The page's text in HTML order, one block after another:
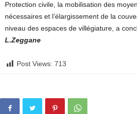
Protection civile, la mobilisation des
nécessaires et l’élargissement de la
niveau des espaces de villégiature, a
L.Zeggane
Post Views: 713